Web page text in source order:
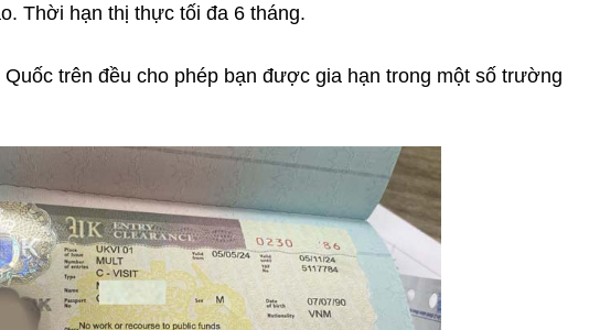
Thời hạn thị thực tối đa 6 tháng.
trên đều cho phép bạn được gia hạn trong một số trường